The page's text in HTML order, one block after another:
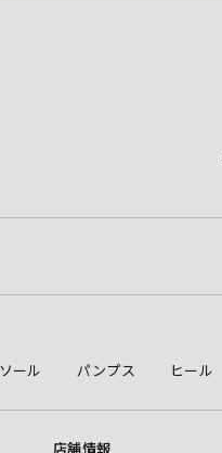
ール パンプス ヒール
店舗情報